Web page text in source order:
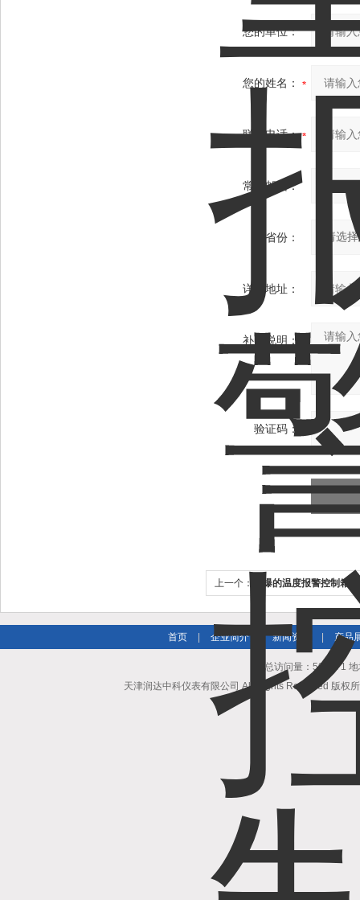
您的单位：
您的姓名：
联系电话：
常用邮箱：
省份：
详细地址：
补充说明：
验证码：
上一个： 防爆的温度报警控制箱
首页 企业简介 新闻资讯 产品
总访问量：504571
天津润达中科仪表有限公司 All Rights Reserved 版权